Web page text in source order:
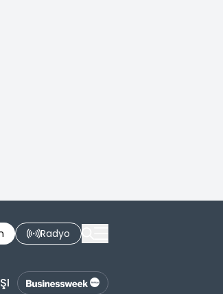
Radyo